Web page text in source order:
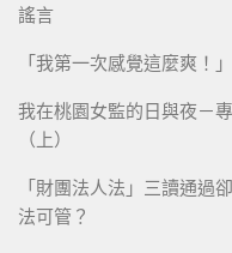
謠言
「我第一次感覺這麼爽！
我在桃園女監的日與夜－
（上）
「財團法人法」三讀通過
法可管？